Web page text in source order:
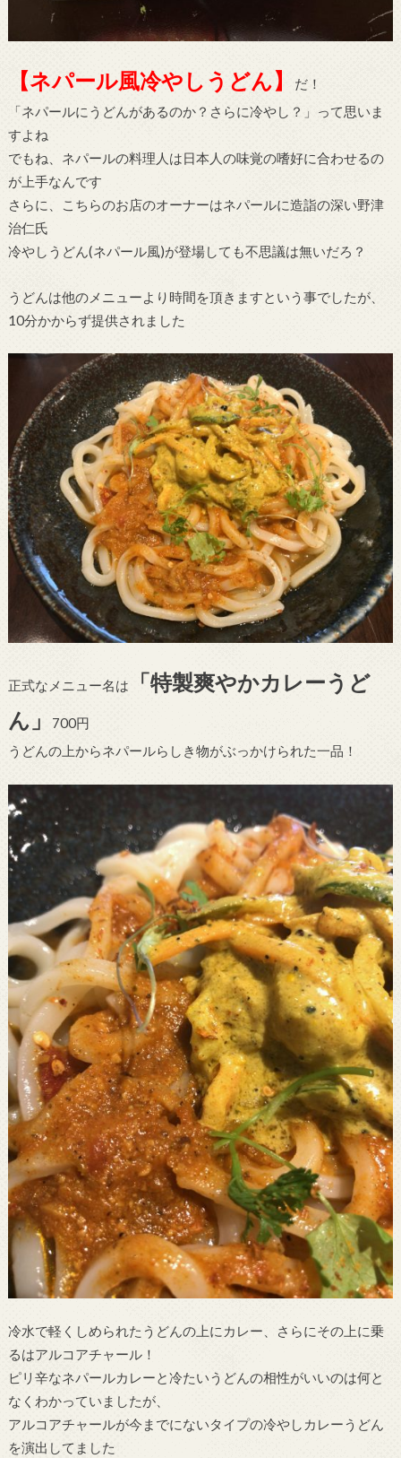
【ネパール風冷やしうどん】
だ！
「ネパールにうどんがあるのか？さらに冷やし？」って思いま
すよね
でもね、ネパールの料理人は日本人の味覚の嗜好に合わせるの
が上手なんです
さらに、こちらのお店のオーナーはネパールに造詣の深い野津
治仁氏
冷やしうどん(ネパール風)が登場しても不思議は無いだろ？
うどんは他のメニューより時間を頂きますという事でしたが、
10分かからず提供されました
正式なメニュー名は
「特製爽やかカレーうど
ん」
700円
うどんの上からネパールらしき物がぶっかけられた一品！
冷水で軽くしめられたうどんの上にカレー、さらにその上に乗
るはアルコアチャール！
ピリ辛なネパールカレーと冷たいうどんの相性がいいのは何と
なくわかっていましたが、
アルコアチャールが今までにないタイプの冷やしカレーうどん
を演出してました